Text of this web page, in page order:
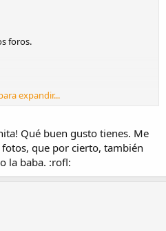
foros.
expandir...
Qué buen gusto tienes. Me
que por cierto, también
la baba. :rofl: